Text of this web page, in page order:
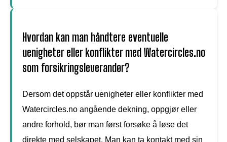
Hvordan kan man håndtere eventuelle
uenigheter eller konflikter med Watercircles.no
som forsikringsleverandør?
Dersom det oppstår uenigheter eller konflikter med
Watercircles.no angående dekning, oppgjør eller
andre forhold, bør man først forsøke å løse det
direkte med selskapet. Man kan ta kontakt med sin